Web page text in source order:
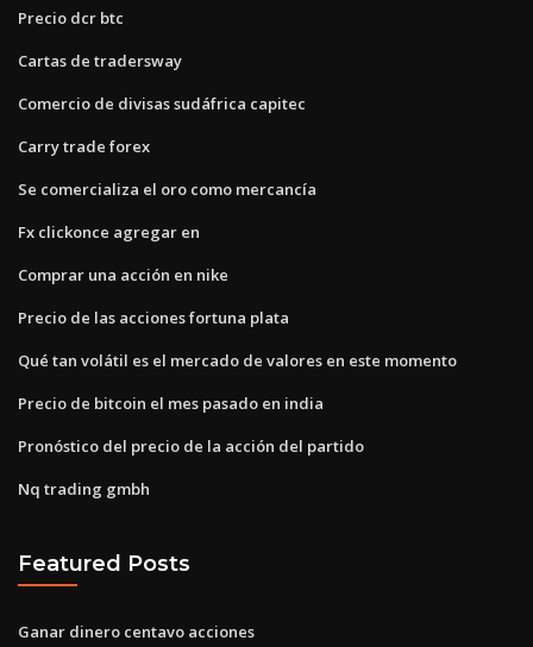
Precio dcr btc
Cartas de tradersway
Comercio de divisas sudáfrica capitec
Carry trade forex
Se comercializa el oro como mercancía
Fx clickonce agregar en
Comprar una acción en nike
Precio de las acciones fortuna plata
Qué tan volátil es el mercado de valores en este momento
Precio de bitcoin el mes pasado en india
Pronóstico del precio de la acción del partido
Nq trading gmbh
Featured Posts
Ganar dinero centavo acciones